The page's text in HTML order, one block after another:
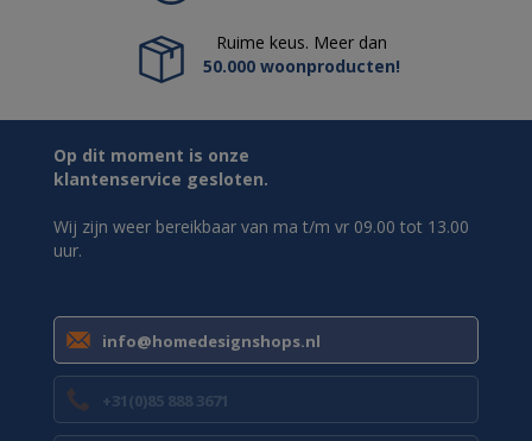
Ruime keus. Meer dan
50.000 woonproducten!
Op dit moment is onze
klantenservice gesloten.
Wij zijn weer bereikbaar van ma t/m vr 09.00 tot 13.00
uur.
info@homedesignshops.nl
+31(0)85 888 3671